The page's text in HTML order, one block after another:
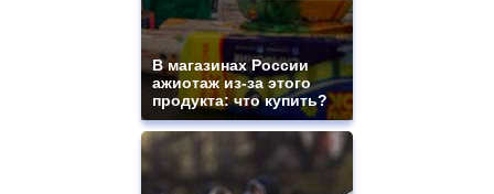
В магазинах России
ажиотаж из-за этого
продукта: что купить?